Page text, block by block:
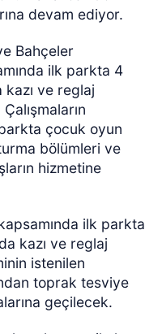
devam ediyor.
Bahçeler
ilk parkta 4
ve reglaj
çocuk oyun
bölümleri ve
hizmetine
ilk parkta
kazı ve reglaj
istenilen
toprak tesviye
geçilecek.